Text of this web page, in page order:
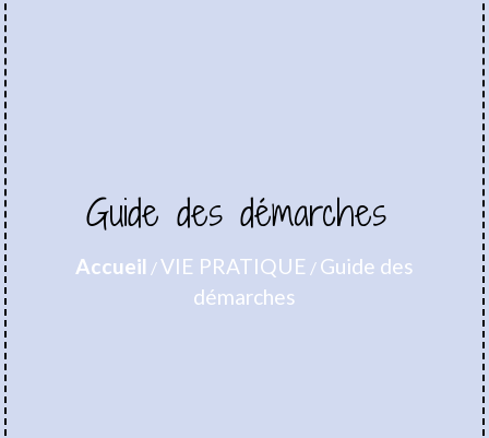
Guide des démarches
Accueil /VIE PRATIQUE / Guide des
démarches